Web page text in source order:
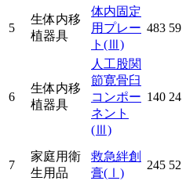
5
生体内移
植器具
体内固定
用プレー
ト (Ⅲ)
483 59
6
生体内移
植器具
人工股関
節寛骨臼
コンポー
ネント
(Ⅲ)
140 24
7
家庭用衛
生用品
救急絆創
膏(Ⅰ)
245 52